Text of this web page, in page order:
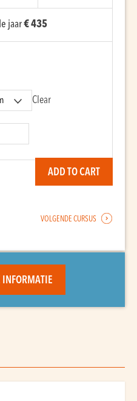
jaar€ 435
Clear
ADD TO CART
VOLGENDE CURSUS
INFORMATIE